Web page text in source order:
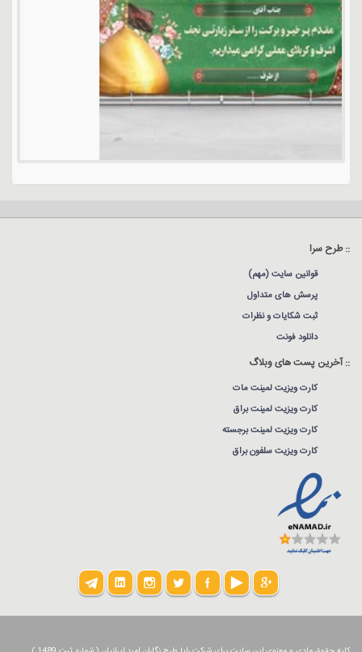
:: طرح سرا
قوانین سایت (مهم)
پرسش های متداول
ثبت شکایات و نظرات
دانلود فونت
:: آخرین پست های وبلاگ
کارت ویزیت لمینت مات
کارت ویزیت لمینت براق
کارت ویزیت لمینت برجسته
کارت ویزیت سلفون براق